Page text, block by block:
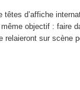
d’affiche
objectif : faire
sur scène